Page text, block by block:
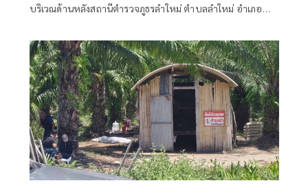
บริเวณด้านหลังสถานีตำรวจภูธรลำใหม่ ตำบลลำใหม่ อำเภอ